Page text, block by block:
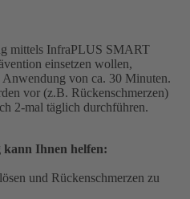
mittels InfraPLUS SMART
einsetzen wollen,
von ca. 30 Minuten.
vor (z.B. Rückenschmerzen)
2-mal täglich durchführen.
kann Ihnen helfen:
und Rückenschmerzen zu